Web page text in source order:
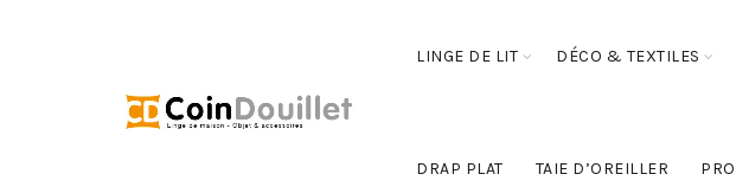
LINGE DE LIT DÉCO & TEXTILES
DRAP PLAT TAIE D’OREILLER